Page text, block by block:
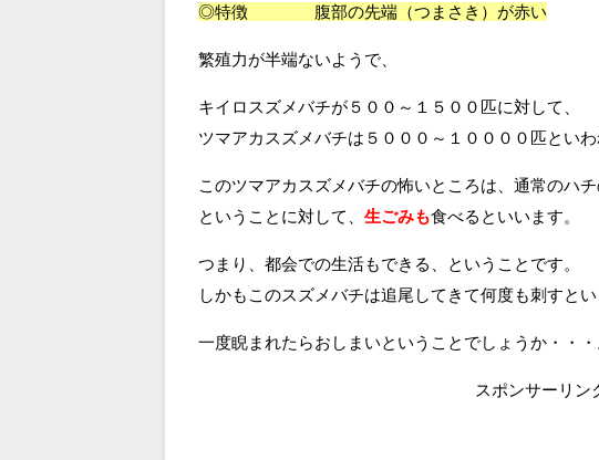
◎特徴 腹部の先端（つまさき）が赤い
繁殖力が半端ないようで、
キイロスズメバチが５００～１５００匹に対して、
ツマアカスズメバチは５０００～１００００匹といわ
このツマアカスズメバチの怖いところは、通常のハ
ということに対して、 生ごみも食べるといいます。
つまり、都会での生活もできる、ということです。
しかもこのスズメバチは追尾してきて何度も刺すとい
一度睨まれたらおしまいということでしょうか・・・
スポンサーリン